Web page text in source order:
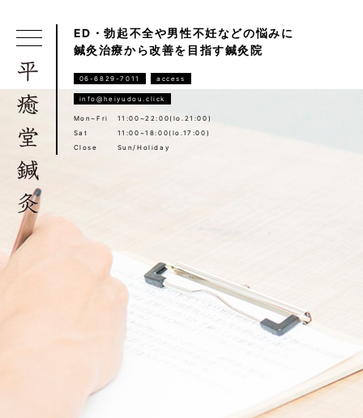
ED・勃起不全や男性不妊などの悩みに
鍼灸治療から改善を目指す鍼灸院
06-6829-7011 access
info@heiyudou.click
Mon~Fri
11:00~22:00(lo.21:00)
Sat
11:00~18:00(lo.17:00)
Close
Sun/Holiday